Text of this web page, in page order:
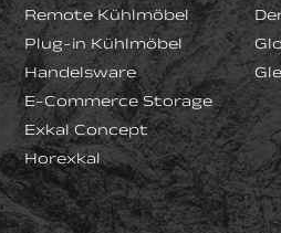
Remote Kühlmöbel
Plug-in Kühlmöbel
Handelsware
E-Commerce Storage
Exkal Concept
Horexkal